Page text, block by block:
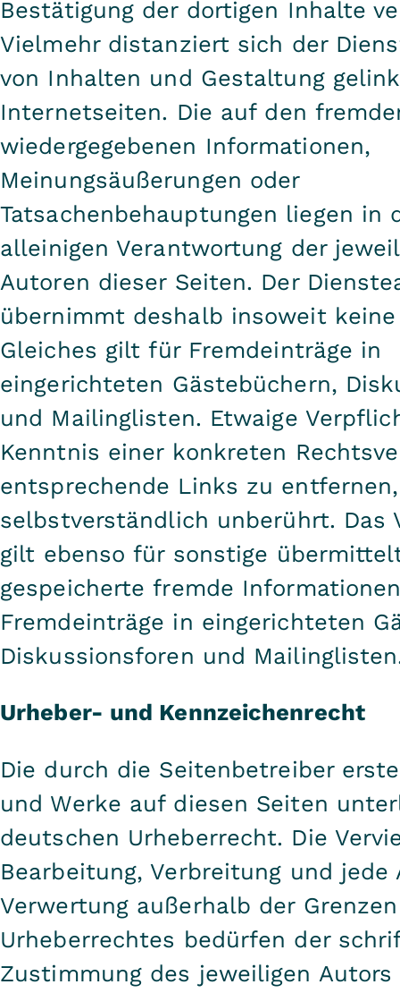
Bestätigung der dortigen Inhalte
Vielmehr distanziert sich der
von Inhalten und Gestaltung
Internetseiten. Die auf den
wiedergegebenen Informationen,
Meinungsäußerungen oder
Tatsachenbehauptungen liegen in
alleinigen Verantwortung der
Autoren dieser Seiten. Der
übernimmt deshalb insoweit
Gleiches gilt für Fremdeinträge in
eingerichteten Gästebüchern,
und Mailinglisten. Etwaige
Kenntnis einer konkreten
entsprechende Links zu
selbstverständlich unberührt. Das
gilt ebenso für sonstige
gespeicherte fremde
Fremdeinträge in eingerichteten
Diskussionsforen und
Urheber- und Kennzeichenrecht
Die durch die Seitenbetreiber
und Werke auf diesen Seiten
deutschen Urheberrecht. Die
Bearbeitung, Verbreitung und jede
Verwertung außerhalb der
Urheberrechtes bedürfen der
Zustimmung des jeweiligen Autors